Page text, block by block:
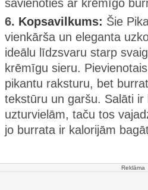
savienoties ar krēmīgo
6. Kopsavilkums: Šie
vienkārša un eleganta
ideālu līdzsvaru starp
krēmīgu sieru.
pikantu raksturu, bet
tekstūru un garšu. Salāti ir
uzturvielām, taču tos
jo burrata ir kalorijām
Reklāma